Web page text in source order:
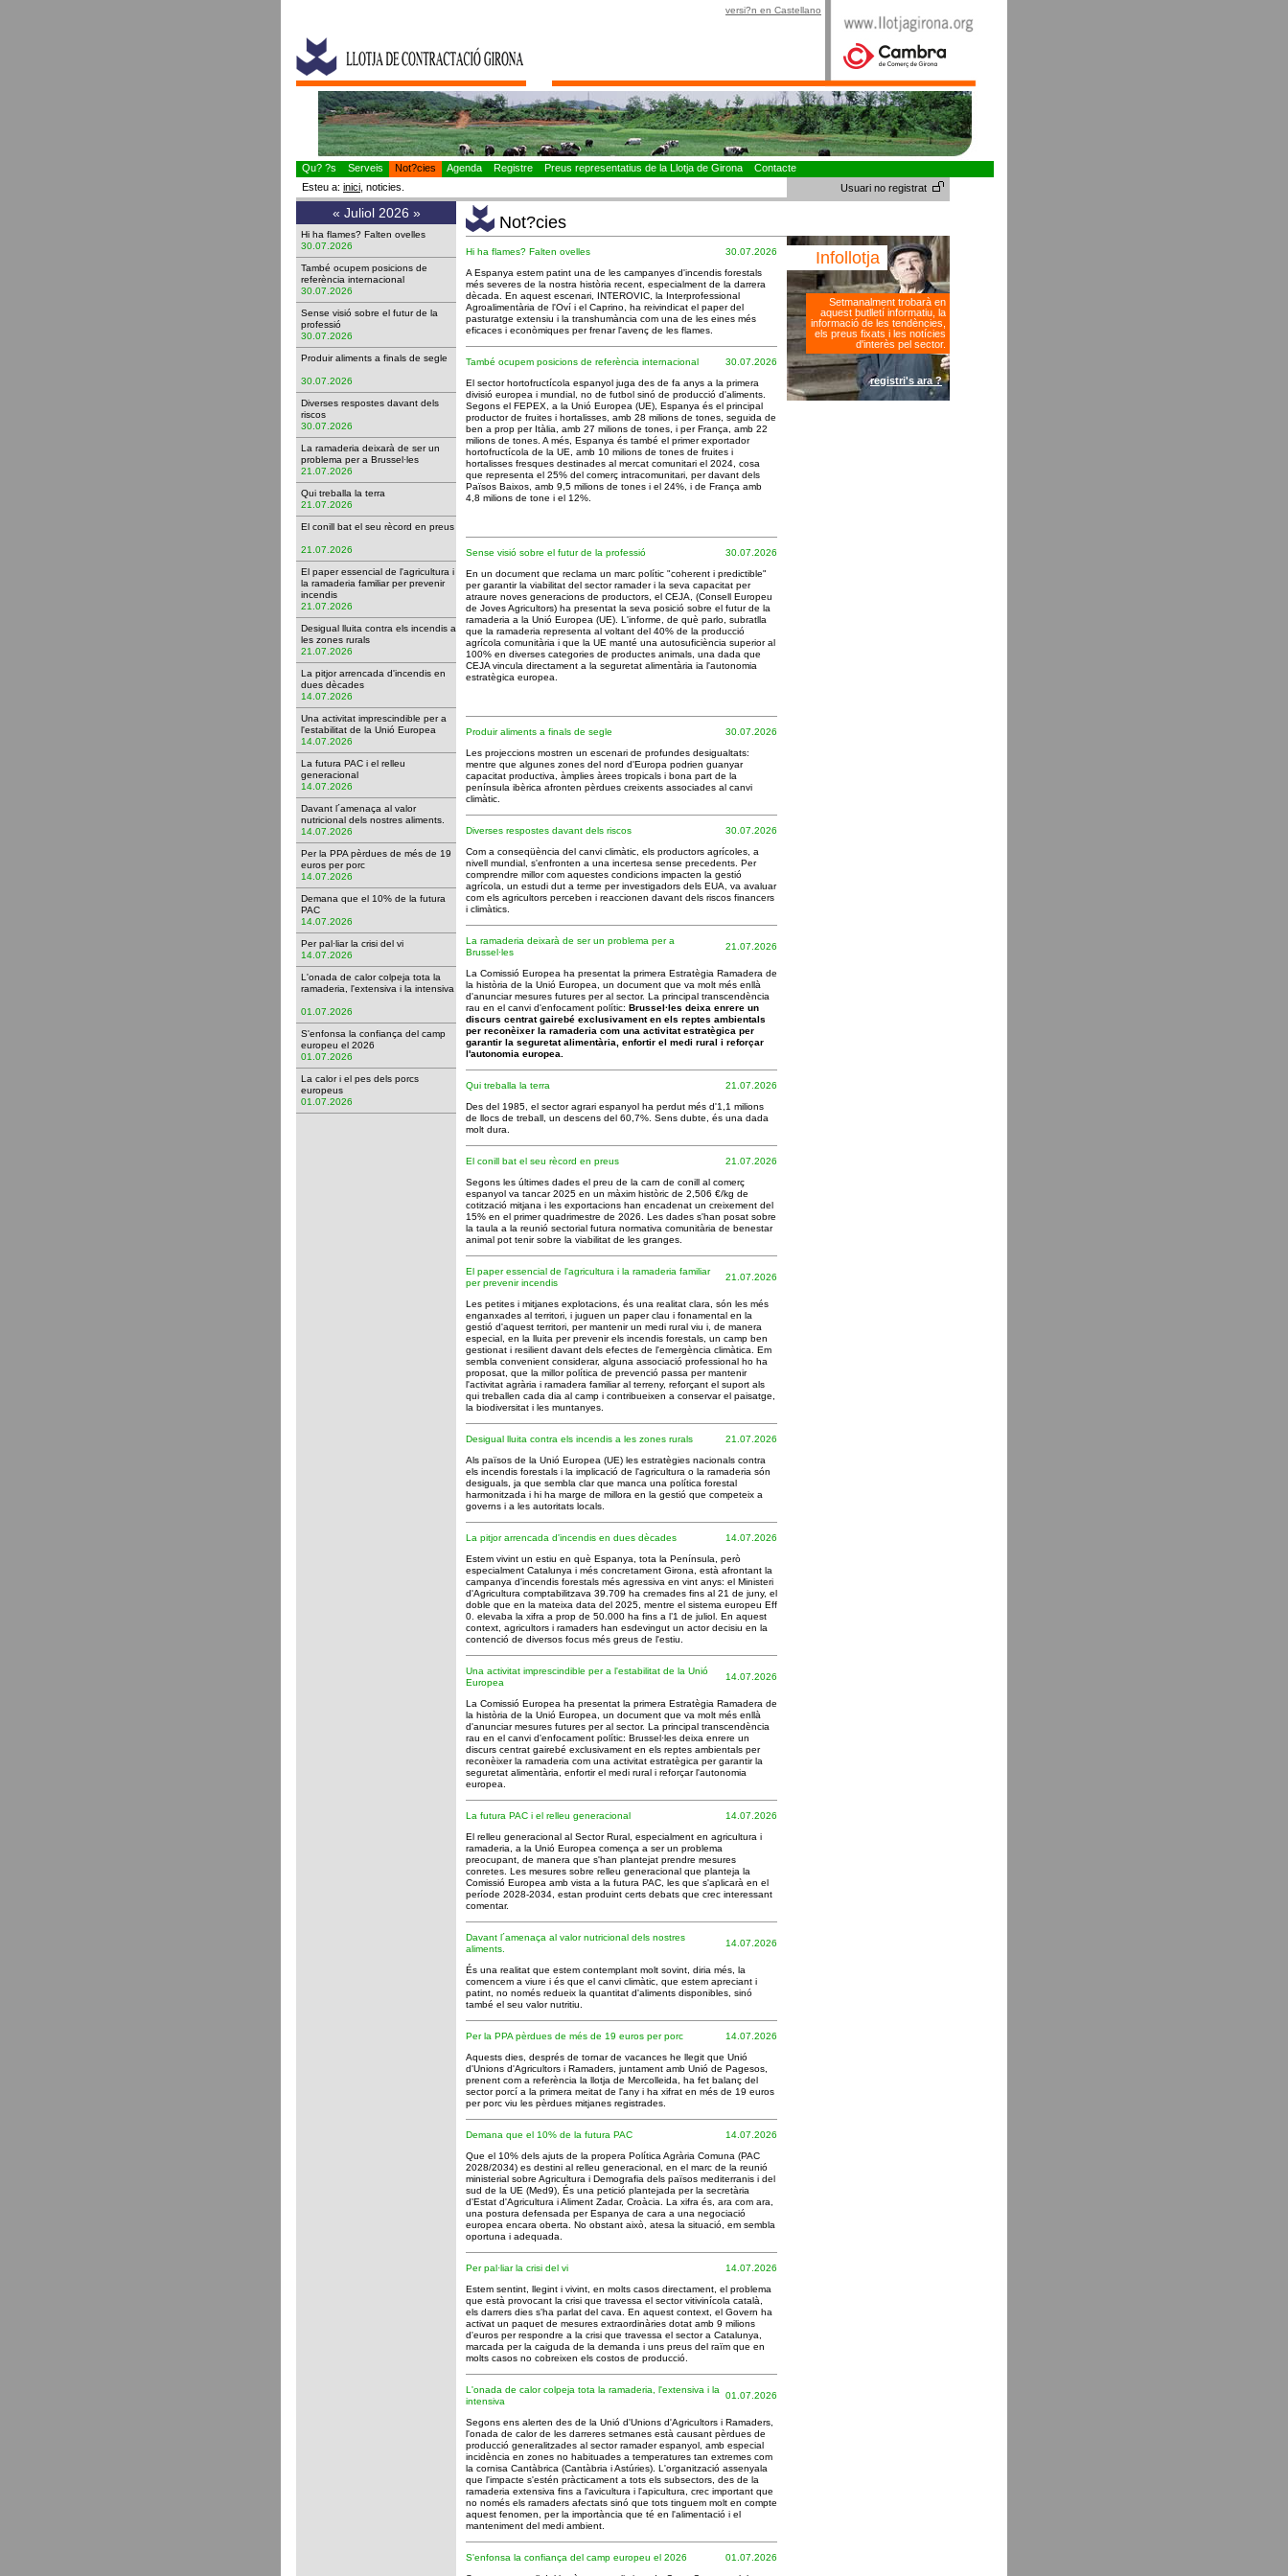
versi?n en Castellano
Qu? ?s Serveis Not?cies Agenda Registre Preus representatius de la Llotja de Girona
Contacte
Esteu a: inici , noticies. Usuari no registrat
« Juliol 2026 »
Hi ha flames? Falten ovelles
30.07.2026
També ocupem posicions de
referència internacional
30.07.2026
Sense visió sobre el futur de la
professió
30.07.2026
Produir aliments a finals de segle
30.07.2026
Diverses respostes davant dels
riscos
30.07.2026
La ramaderia deixarà de ser un
problema per a Brussel·les
21.07.2026
Qui treballa la terra
21.07.2026
El conill bat el seu rècord en preus
21.07.2026
El paper essencial de l'agricultura i
la ramaderia familiar per prevenir
incendis
21.07.2026
Desigual lluita contra els incendis a
les zones rurals
21.07.2026
La pitjor arrencada d'incendis en
dues dècades
14.07.2026
Una activitat imprescindible per a
l'estabilitat de la Unió Europea
14.07.2026
La futura PAC i el relleu
generacional
14.07.2026
Davant l´amenaça al valor
nutricional dels nostres aliments.
14.07.2026
Per la PPA pèrdues de més de 19
euros per porc
14.07.2026
Demana que el 10% de la futura
PAC
14.07.2026
Per pal·liar la crisi del vi
14.07.2026
L'onada de calor colpeja tota la
ramaderia, l'extensiva i la intensiva
01.07.2026
S'enfonsa la confiança del camp
europeu el 2026
01.07.2026
La calor i el pes dels porcs
europeus
01.07.2026
Not?cies
Infollotja
Setmanalment trobarà en
aquest butlletí informatiu, la
informació de les tendències,
els preus fixats i les notícies
d'interès pel sector.
registri's ara ?
Hi ha flames? Falten ovelles
30.07.2026
A Espanya estem patint una de les campanyes d'incendis forestals
més severes de la nostra història recent, especialment de la darrera
dècada. En aquest escenari, INTEROVIC, la Interprofessional
Agroalimentària de l'Oví i el Caprino, ha reivindicat el paper del
pasturatge extensiu i la transhumància com una de les eines més
eficaces i econòmiques per frenar l'avenç de les flames.
També ocupem posicions de referència internacional
30.07.2026
El sector hortofructícola espanyol juga des de fa anys a la primera
divisió europea i mundial, no de futbol sinó de producció d'aliments.
Segons el FEPEX, a la Unió Europea (UE), Espanya és el principal
productor de fruites i hortalisses, amb 28 milions de tones, seguida de
ben a prop per Itàlia, amb 27 milions de tones, i per França, amb 22
milions de tones. A més, Espanya és també el primer exportador
hortofructícola de la UE, amb 10 milions de tones de fruites i
hortalisses fresques destinades al mercat comunitari el 2024, cosa
que representa el 25% del comerç intracomunitari, per davant dels
Països Baixos, amb 9,5 milions de tones i el 24%, i de França amb
4,8 milions de tone i el 12%.
Sense visió sobre el futur de la professió
30.07.2026
En un document que reclama un marc polític "coherent i predictible"
per garantir la viabilitat del sector ramader i la seva capacitat per
atraure noves generacions de productors, el CEJA, (Consell Europeu
de Joves Agricultors) ha presentat la seva posició sobre el futur de la
ramaderia a la Unió Europea (UE). L'informe, de què parlo, subratlla
que la ramaderia representa al voltant del 40% de la producció
agrícola comunitària i que la UE manté una autosuficiència superior al
100% en diverses categories de productes animals, una dada que
CEJA vincula directament a la seguretat alimentària ia l'autonomia
estratègica europea.
Produir aliments a finals de segle
30.07.2026
Les projeccions mostren un escenari de profundes desigualtats:
mentre que algunes zones del nord d'Europa podrien guanyar
capacitat productiva, àmplies àrees tropicals i bona part de la
península ibèrica afronten pèrdues creixents associades al canvi
climàtic.
Diverses respostes davant dels riscos
30.07.2026
Com a conseqüència del canvi climàtic, els productors agrícoles, a
nivell mundial, s'enfronten a una incertesa sense precedents. Per
comprendre millor com aquestes condicions impacten la gestió
agrícola, un estudi dut a terme per investigadors dels EUA, va avaluar
com els agricultors perceben i reaccionen davant dels riscos financers
i climàtics.
La ramaderia deixarà de ser un problema per a
Brussel·les
21.07.2026
La Comissió Europea ha presentat la primera Estratègia Ramadera de
la història de la Unió Europea, un document que va molt més enllà
d'anunciar mesures futures per al sector. La principal transcendència
rau en el canvi d'enfocament polític: Brussel·les deixa enrere un
discurs centrat gairebé exclusivament en els reptes ambientals
per reconèixer la ramaderia com una activitat estratègica per
garantir la seguretat alimentària, enfortir el medi rural i reforçar
l'autonomia europea.
Qui treballa la terra
21.07.2026
Des del 1985, el sector agrari espanyol ha perdut més d'1,1 milions
de llocs de treball, un descens del 60,7%. Sens dubte, és una dada
molt dura.
El conill bat el seu rècord en preus
21.07.2026
Segons les últimes dades el preu de la carn de conill al comerç
espanyol va tancar 2025 en un màxim històric de 2,506 €/kg de
cotització mitjana i les exportacions han encadenat un creixement del
15% en el primer quadrimestre de 2026. Les dades s'han posat sobre
la taula a la reunió sectorial futura normativa comunitària de benestar
animal pot tenir sobre la viabilitat de les granges.
El paper essencial de l'agricultura i la ramaderia familiar
per prevenir incendis
21.07.2026
Les petites i mitjanes explotacions, és una realitat clara, són les més
enganxades al territori, i juguen un paper clau i fonamental en la
gestió d'aquest territori, per mantenir un medi rural viu i, de manera
especial, en la lluita per prevenir els incendis forestals, un camp ben
gestionat i resilient davant dels efectes de l'emergència climàtica. Em
sembla convenient considerar, alguna associació professional ho ha
proposat, que la millor política de prevenció passa per mantenir
l'activitat agrària i ramadera familiar al terreny, reforçant el suport als
qui treballen cada dia al camp i contribueixen a conservar el paisatge,
la biodiversitat i les muntanyes.
Desigual lluita contra els incendis a les zones rurals
21.07.2026
Als països de la Unió Europea (UE) les estratègies nacionals contra
els incendis forestals i la implicació de l'agricultura o la ramaderia són
desiguals, ja que sembla clar que manca una política forestal
harmonitzada i hi ha marge de millora en la gestió que competeix a
governs i a les autoritats locals.
La pitjor arrencada d'incendis en dues dècades
14.07.2026
Estem vivint un estiu en què Espanya, tota la Península, però
especialment Catalunya i més concretament Girona, està afrontant la
campanya d'incendis forestals més agressiva en vint anys: el Ministeri
d'Agricultura comptabilitzava 39.709 ha cremades fins al 21 de juny, el
doble que en la mateixa data del 2025, mentre el sistema europeu Eff
0. elevaba la xifra a prop de 50.000 ha fins a l’1 de juliol. En aquest
context, agricultors i ramaders han esdevingut un actor decisiu en la
contenció de diversos focus més greus de l'estiu.
Una activitat imprescindible per a l'estabilitat de la Unió
Europea
14.07.2026
La Comissió Europea ha presentat la primera Estratègia Ramadera de
la història de la Unió Europea, un document que va molt més enllà
d'anunciar mesures futures per al sector. La principal transcendència
rau en el canvi d'enfocament polític: Brussel·les deixa enrere un
discurs centrat gairebé exclusivament en els reptes ambientals per
reconèixer la ramaderia com una activitat estratègica per garantir la
seguretat alimentària, enfortir el medi rural i reforçar l'autonomia
europea.
La futura PAC i el relleu generacional
14.07.2026
El relleu generacional al Sector Rural, especialment en agricultura i
ramaderia, a la Unió Europea comença a ser un problema
preocupant, de manera que s'han plantejat prendre mesures
conretes. Les mesures sobre relleu generacional que planteja la
Comissió Europea amb vista a la futura PAC, les que s'aplicarà en el
període 2028-2034, estan produint certs debats que crec interessant
comentar.
Davant l´amenaça al valor nutricional dels nostres
aliments.
14.07.2026
És una realitat que estem contemplant molt sovint, diria més, la
comencem a viure i és que el canvi climàtic, que estem apreciant i
patint, no només redueix la quantitat d'aliments disponibles, sinó
també el seu valor nutritiu.
Per la PPA pèrdues de més de 19 euros per porc
14.07.2026
Aquests dies, després de tornar de vacances he llegit que Unió
d'Unions d'Agricultors i Ramaders, juntament amb Unió de Pagesos,
prenent com a referència la llotja de Mercolleida, ha fet balanç del
sector porcí a la primera meitat de l'any i ha xifrat en més de 19 euros
per porc viu les pèrdues mitjanes registrades.
Demana que el 10% de la futura PAC
14.07.2026
Que el 10% dels ajuts de la propera Política Agrària Comuna (PAC
2028/2034) es destini al relleu generacional, en el marc de la reunió
ministerial sobre Agricultura i Demografia dels països mediterranis i del
sud de la UE (Med9), És una petició plantejada per la secretària
d'Estat d'Agricultura i Aliment Zadar, Croàcia. La xifra és, ara com ara,
una postura defensada per Espanya de cara a una negociació
europea encara oberta. No obstant això, atesa la situació, em sembla
oportuna i adequada.
Per pal·liar la crisi del vi
14.07.2026
Estem sentint, llegint i vivint, en molts casos directament, el problema
que està provocant la crisi que travessa el sector vitivinícola català,
els darrers dies s'ha parlat del cava. En aquest context, el Govern ha
activat un paquet de mesures extraordinàries dotat amb 9 milions
d'euros per respondre a la crisi que travessa el sector a Catalunya,
marcada per la caiguda de la demanda i uns preus del raïm que en
molts casos no cobreixen els costos de producció.
L'onada de calor colpeja tota la ramaderia, l'extensiva i la
intensiva
01.07.2026
Segons ens alerten des de la Unió d'Unions d'Agricultors i Ramaders,
l'onada de calor de les darreres setmanes està causant pèrdues de
producció generalitzades al sector ramader espanyol, amb especial
incidència en zones no habituades a temperatures tan extremes com
la cornisa Cantàbrica (Cantàbria i Astúries). L'organització assenyala
que l'impacte s'estén pràcticament a tots els subsectors, des de la
ramaderia extensiva fins a l'avicultura i l'apicultura, crec important que
no només els ramaders afectats sinó que tots tinguem molt en compte
aquest fenomen, per la importància que té en l'alimentació i el
manteniment del medi ambient.
S'enfonsa la confiança del camp europeu el 2026
01.07.2026